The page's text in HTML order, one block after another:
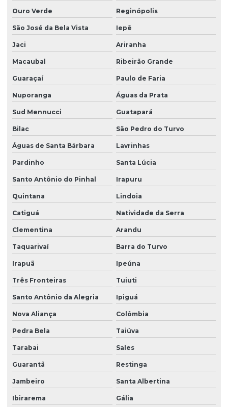
Ouro Verde Reginópolis
São José da Bela Vista Iepê
Jaci Ariranha
Macaubal Ribeirão Grande
Guaraçaí Paulo de Faria
Nuporanga Águas da Prata
Sud Mennucci Guatapará
Bilac São Pedro do Turvo
Águas de Santa Bárbara Lavrinhas
Pardinho Santa Lúcia
Santo Antônio do Pinhal Irapuru
Quintana Lindoia
Catiguá Natividade da Serra
Clementina Arandu
Taquarivaí Barra do Turvo
Irapuã Ipeúna
Três Fronteiras Tuiuti
Santo Antônio da Alegria Ipiguá
Nova Aliança Colômbia
Pedra Bela Taiúva
Tarabai Sales
Guarantã Restinga
Jambeiro Santa Albertina
Ibirarema Gália